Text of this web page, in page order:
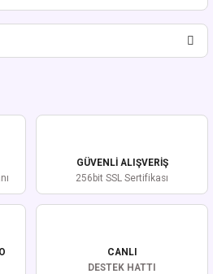
ilk yorumu siz yapın!
veya görüntülenemiyor.
daha pahalı.
olmalı.
GÜVENLİ ALIŞVERİŞ
256bit SSL Sertifikası
CANLI
DESTEK HATTI